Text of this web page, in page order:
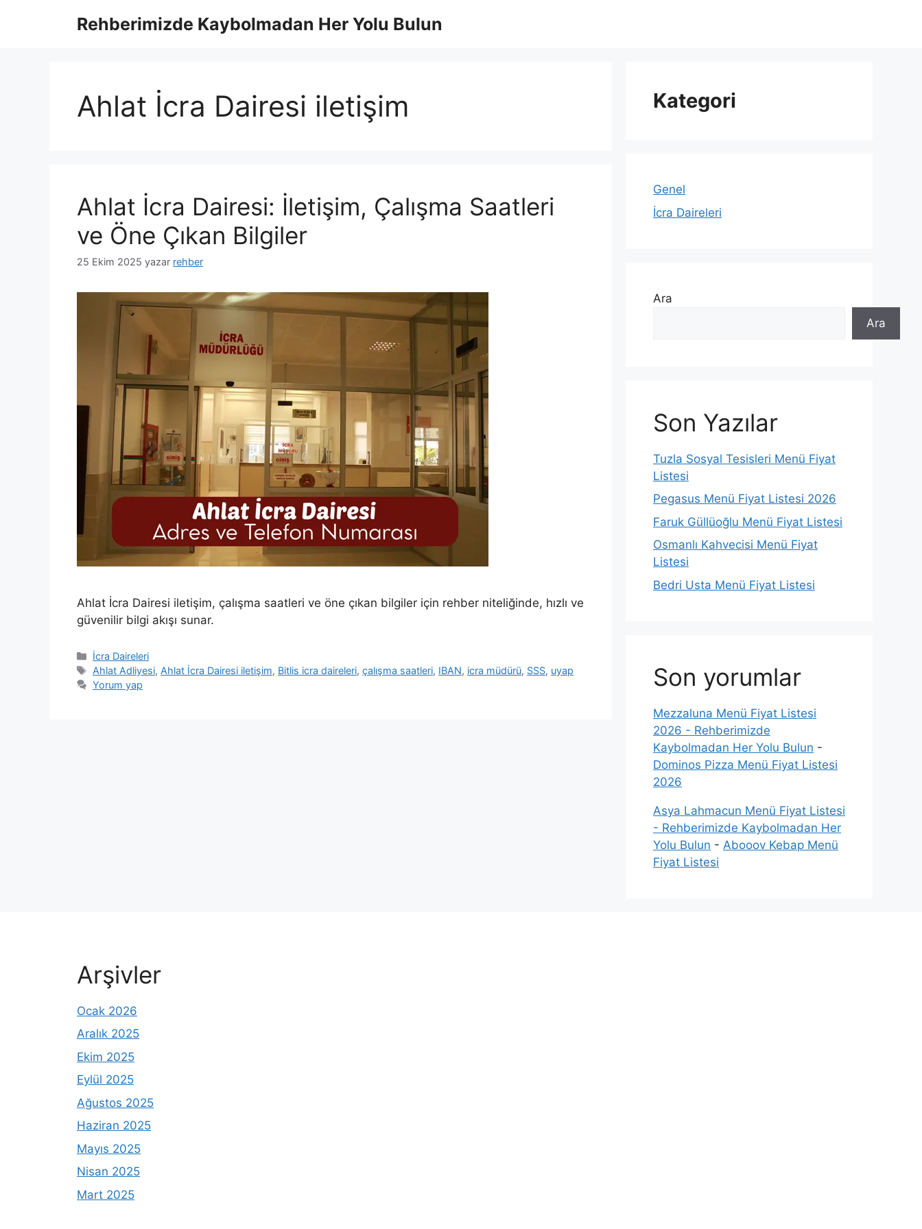
Rehberimizde Kaybolmadan Her Yolu Bulun
Ahlat İcra Dairesi iletişim
Ahlat İcra Dairesi: İletişim, Çalışma Saatleri
ve Öne Çıkan Bilgiler
25 Ekim 2025 yazar rehber
Ahlat İcra Dairesi iletişim, çalışma saatleri ve öne çıkan bilgiler için rehber niteliğinde, hızlı ve
güvenilir bilgi akışı sunar.
Kategoriler
İcra Daireleri
Etiketler
Ahlat Adliyesi, Ahlat İcra Dairesi iletişim, Bitlis icra daireleri,çalışma saatleri, IBAN, icra müdürü, SSS, uyap
Yorum yap
Kategori
Genel
İcra Daireleri
Ara
Ara
Son Yazılar
Tuzla Sosyal Tesisleri Menü Fiyat
Listesi
Pegasus Menü Fiyat Listesi 2026
Faruk Güllüoğlu Menü Fiyat Listesi
Osmanlı Kahvecisi Menü Fiyat
Listesi
Bedri Usta Menü Fiyat Listesi
Son yorumlar
Mezzaluna Menü Fiyat Listesi
2026 - Rehberimizde
Kaybolmadan Her Yolu Bulun -
Dominos Pizza Menü Fiyat Listesi
2026
Asya Lahmacun Menü Fiyat Listesi
- Rehberimizde Kaybolmadan Her
Yolu Bulun - Abooov Kebap Menü
Fiyat Listesi
Arşivler
Ocak 2026
Aralık 2025
Ekim 2025
Eylül 2025
Ağustos 2025
Haziran 2025
Mayıs 2025
Nisan 2025
Mart 2025